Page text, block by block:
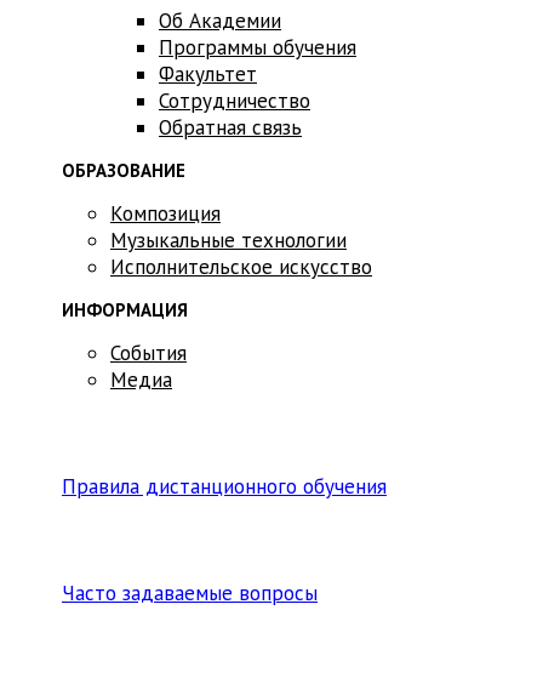
Об Академии
Программы обучения
Факультет
Сотрудничество
Обратная связь
ОБРАЗОВАНИЕ
Композиция
Музыкальные технологии
Исполнительское искусство
ИНФОРМАЦИЯ
События
Медиа
Правила дистанционного обучения
Часто задаваемые вопросы